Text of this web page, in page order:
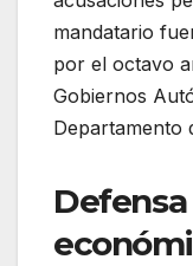
mandatario
por el octavo
Gobiernos
Departamento